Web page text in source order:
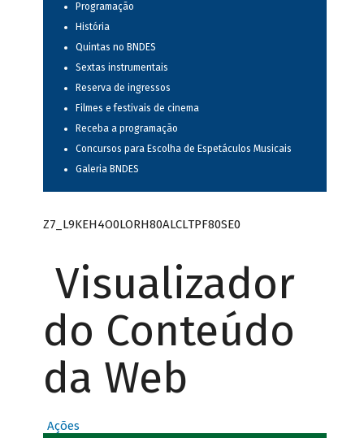
Programação
História
Quintas no BNDES
Sextas instrumentais
Reserva de ingressos
Filmes e festivais de cinema
Receba a programação
Concursos para Escolha de Espetáculos Musicais
Galeria BNDES
Z7_L9KEH4O0LORH80ALCLTPF80SE0
Visualizador
do Conteúdo
da Web
Ações